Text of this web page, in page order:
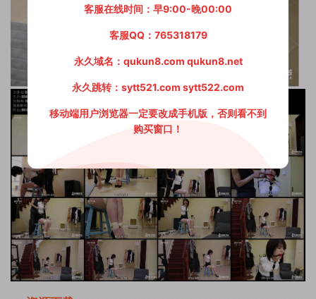
客服在线时间：早9:00-晚00:00
客服QQ：765318179
永久域名：qukun8.com qukun8.net
永久跳转：sytt521.com sytt522.com
移动端用户浏览器一定要改成手机版，否则看不到
购买窗口！